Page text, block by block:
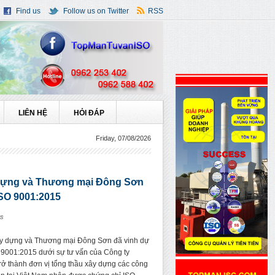
Find us Follow us on Twitter RSS
LIÊN HỆ HỎI ĐÁP
Friday, 07/08/2026
và Thương mại Đông Sơn
9001:2015
dựng và Thương mại Đông Sơn đã vinh dự
dưới sự tư vấn của Công ty
thành đơn vị tổng thầu xây dựng các công